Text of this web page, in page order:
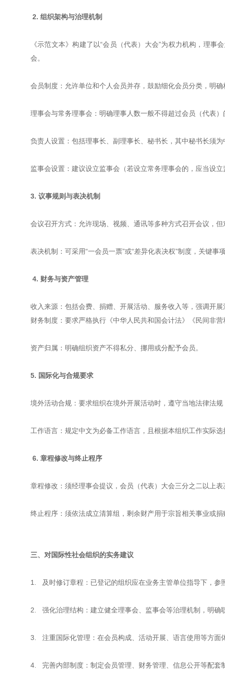
2. 组织架构与治理机制
《示范文本》构建了以“会员（代表）大会”为权力机构，理
会。
会员制度：允许单位和个人会员并存，鼓励细化会员分类，明确
理事会与常务理事会：明确理事人数一般不得超过会员（代表
负责人设置：包括理事长、副理事长、秘书长，其中秘书长须
监事会设置：建议设立监事会（若设立常务理事会的，应当设
3. 议事规则与表决机制
会议召开方式：允许现场、视频、通讯等多种方式召开会议，
表决机制：可采用“一会员一票”或“差异化表决权”制度，关键
4. 财务与资产管理
收入来源：包括会费、捐赠、开展活动、服务收入等，强调开
财务制度：要求严格执行《中华人民共和国会计法》《民间非
资产归属：明确组织资产不得私分、挪用或分配予会员。
5. 国际化与合规要求
境外活动合规：要求组织在境外开展活动时，遵守当地法律法规
工作语言：规定中文为必备工作语言，且根据本组织工作实际选
6. 章程修改与终止程序
章程修改：须经理事会提议，会员（代表）大会三分之二以上
终止程序：须依法成立清算组，剩余财产用于宗旨相关事业或捐
三、对国际性社会组织的实务建议
1. 及时修订章程：已登记的组织应在业务主管单位指导下，参
2. 强化治理结构：建立健全理事会、监事会等治理机制，明确
3. 注重国际化管理：在会员构成、活动开展、语言使用等方面
4. 完善内部制度：制定会员管理、财务管理、信息公开等配套